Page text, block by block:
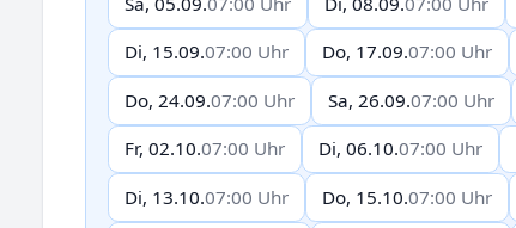
Di, 15.09.07:00 Uhr Do, 17.09.07:00 Uhr
Do, 24.09.07:00 Uhr Sa, 26.09.07:00 Uhr
Fr, 02.10.07:00 Uhr Di, 06.10.07:00 Uhr
Di, 13.10.07:00 Uhr Do, 15.10.07:00 Uhr